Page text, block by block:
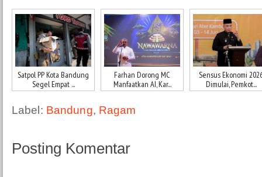
Satpol PP Kota Bandung
Segel Empat ...
Farhan Dorong MC
Manfaatkan AI, Kar...
Sensus Ekonomi
Dimulai, Pemkot...
Label: Bandung, Ragam
Posting Komentar